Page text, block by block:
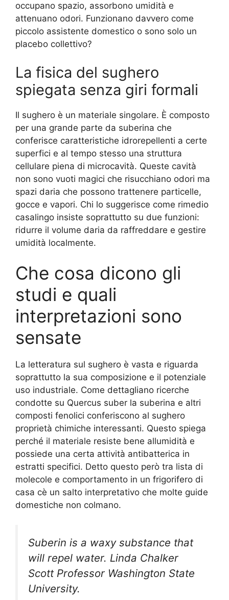
occupano spazio, assorbono umidità e
attenuano odori. Funzionano davvero come
piccolo assistente domestico o sono solo un
placebo collettivo?
La fisica del sughero
spiegata senza giri formali
Il sughero è un materiale singolare. È composto
per una grande parte da suberina che
conferisce caratteristiche idrorepellenti a certe
superfici e al tempo stesso una struttura
cellulare piena di microcavità. Queste cavità
non sono vuoti magici che risucchiano odori ma
spazi daria che possono trattenere particelle,
gocce e vapori. Chi lo suggerisce come rimedio
casalingo insiste soprattutto su due funzioni:
ridurre il volume daria da raffreddare e gestire
umidità localmente.
Che cosa dicono gli
studi e quali
interpretazioni sono
sensate
La letteratura sul sughero è vasta e riguarda
soprattutto la sua composizione e il potenziale
uso industriale. Come dettagliano ricerche
condotte su Quercus suber la suberina e altri
composti fenolici conferiscono al sughero
proprietà chimiche interessanti. Questo spiega
perché il materiale resiste bene allumidità e
possiede una certa attività antibatterica in
estratti specifici. Detto questo però tra lista di
molecole e comportamento in un frigorifero di
casa cè un salto interpretativo che molte guide
domestiche non colmano.
Suberin is a waxy substance that
will repel water. Linda Chalker
Scott Professor Washington State
University.